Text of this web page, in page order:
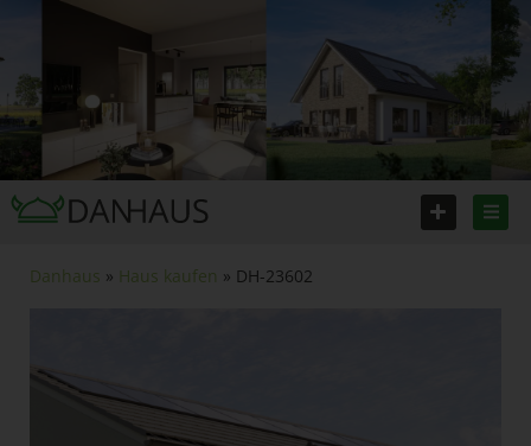
Danhaus » Haus kaufen » DH-23602